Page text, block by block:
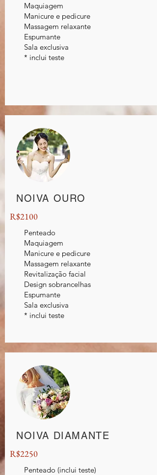
Maquiagem
Manicure e pedicure
Massagem relaxante
Espumante
Sala exclusiva
* inclui teste
NOIVA OURO
R$2100
Penteado
Maquiagem
Manicure e pedicure
Massagem relaxante
Revitalização facial
Design sobrancelhas
Espumante
Sala exclusiva
* inclui teste
NOIVA DIAMANTE
R$2250
Penteado (inclui teste)